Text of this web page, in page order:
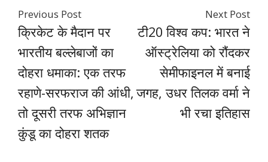
Previous Post
क्रिकेट के मैदान पर
भारतीय बल्लेबाजों का
दोहरा धमाका: एक तरफ
रहाणे-सरफराज की आंधी,
तो दूसरी तरफ अभिज्ञान
कुंडू का दोहरा शतक
Next Post
टी20 विश्व कप: भारत ने
ऑस्ट्रेलिया को रौंदकर
सेमीफाइनल में बनाई
जगह, उधर तिलक वर्मा ने
भी रचा इतिहास